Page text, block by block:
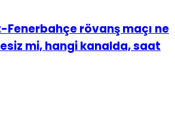
Fenerbahçe rövanş maçı ne
mi, hangi kanalda, saat